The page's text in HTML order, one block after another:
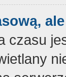
czasu